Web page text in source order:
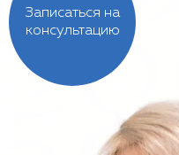
Записаться на
консультацию